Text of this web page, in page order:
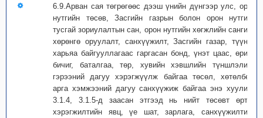
6.9.Арван сая төгрөгөөс дээш үнийн дүнгээр улс, орон
нутгийн төсөв, Засгийн газрын болон орон нутгийн
тусгай зориулалтын сан, орон нутгийн хөгжлийн сангийн
хөрөнгө оруулалт, санхүүжилт, Засгийн газар, түүний
харьяа байгууллагаас гаргасан бонд, үнэт цаас, өрийн
бичиг, баталгаа, төр, хувийн хэвшлийн түншлэлийн
гэрээний дагуу хэрэгжүүлж байгаа төсөл, хөтөлбөр,
арга хэмжээний дагуу санхүүжиж байгаа энэ хуулийн
3.1.4, 3.1.5-д заасан этгээд нь нийт төсөвт өртөг,
хэрэгжилтийн явц, үе шат, зарлага, санхүүжилтийн